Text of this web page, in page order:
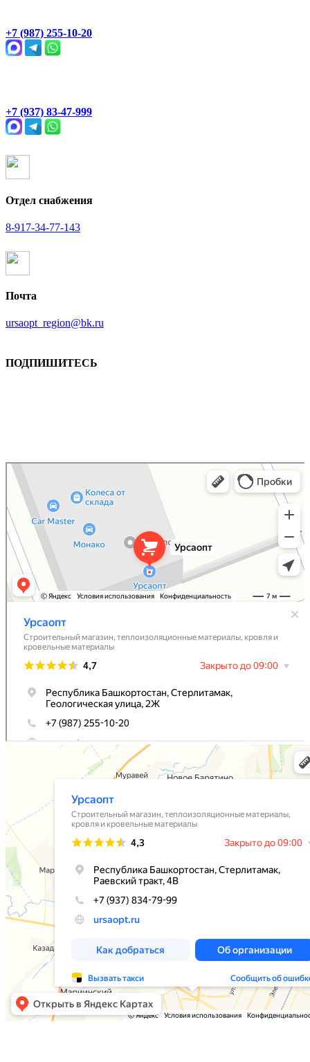
+7 (987) 255-10-20
+7 (937) 83-47-999
Отдел снабжения
8-917-34-77-143
Почта
ursaopt_region@bk.ru
ПОДПИШИТЕСЬ